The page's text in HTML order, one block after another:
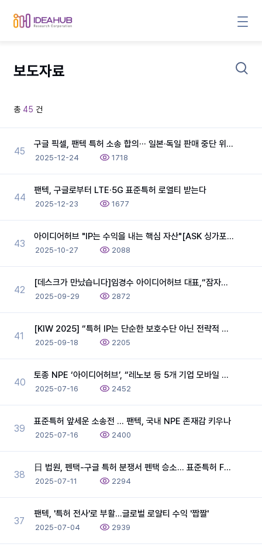
보도자료
총 45 건
45
구글 픽셀, 팬텍 특허 소송 합의··· 일본·독일 판매 중단 위기 넘겼나
2025-12-24 1718
44
팬텍, 구글로부터 LTE·5G 표준특허 로열티 받는다
2025-12-23 1677
43
아이디어허브 "IP는 수익을 내는 핵심 자산"[ASK 싱가포르 2025]
2025-10-27 2088
42
[데스크가 만났습니다]임경수 아이디어허브 대표,“잠자는 국내 특허 깨워 해외서 수익화”
2025-09-29 2872
41
[KIW 2025] “특허 IP는 단순한 보호수단 아닌 전략적 사업 자산”
2025-09-18 2205
40
토종 NPE ‘아이디어허브’, “레노보 등 5개 기업 모바일 기기, 5G와 LTE 표준 특허 침해”… 대규모 특허 침해 소송
2025-07-16 2452
39
표준특허 앞세운 소송전 … 팬텍, 국내 NPE 존재감 키우나
2025-07-16 2400
38
日 법원, 펜택-구글 특허 분쟁서 펜택 승소… 표준특허 FRAND 의무 '철퇴'
2025-07-11 2294
37
팬텍, '특허 전사'로 부활…글로벌 로얄티 수익 '짭짤'
2025-07-04 2939